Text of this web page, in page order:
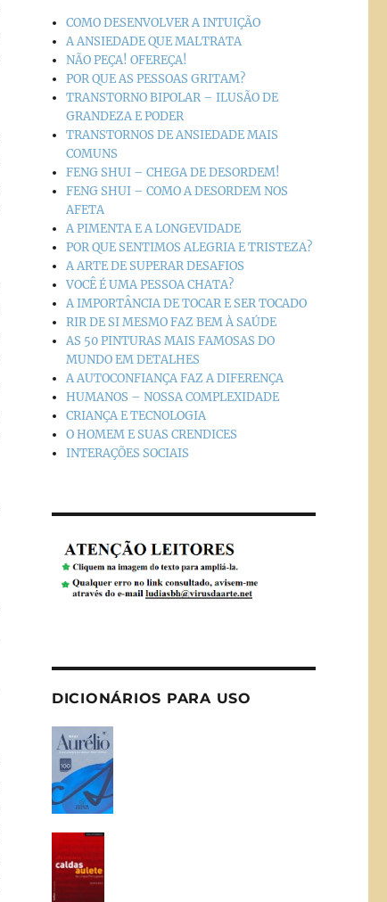
COMO DESENVOLVER A INTUIÇÃO
A ANSIEDADE QUE MALTRATA
NÃO PEÇA! OFEREÇA!
POR QUE AS PESSOAS GRITAM?
TRANSTORNO BIPOLAR – ILUSÃO DE
GRANDEZA E PODER
TRANSTORNOS DE ANSIEDADE MAIS
COMUNS
FENG SHUI – CHEGA DE DESORDEM!
FENG SHUI – COMO A DESORDEM NOS
AFETA
A PIMENTA E A LONGEVIDADE
POR QUE SENTIMOS ALEGRIA E TRISTEZA?
A ARTE DE SUPERAR DESAFIOS
VOCÊ É UMA PESSOA CHATA?
A IMPORTÂNCIA DE TOCAR E SER TOCADO
RIR DE SI MESMO FAZ BEM À SAÚDE
AS 50 PINTURAS MAIS FAMOSAS DO
MUNDO EM DETALHES
A AUTOCONFIANÇA FAZ A DIFERENÇA
HUMANOS – NOSSA COMPLEXIDADE
CRIANÇA E TECNOLOGIA
O HOMEM E SUAS CRENDICES
INTERAÇÕES SOCIAIS
DICIONÁRIOS PARA USO